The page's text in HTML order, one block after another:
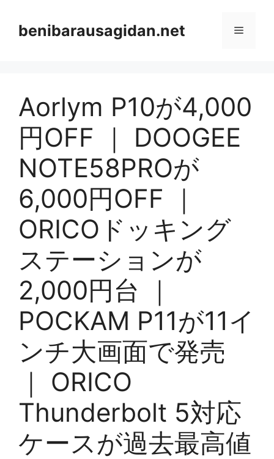
contentbenibarausagidan.net Menu
Aorlym P10が4,000
円OFF ｜ DOOGEE
NOTE58PROが
6,000円OFF ｜
ORICOドッキング
ステーションが
2,000円台 ｜
POCKAM P11が11イ
ンチ大画面で発売
｜ ORICO
Thunderbolt 5対応
ケースが過去最高値